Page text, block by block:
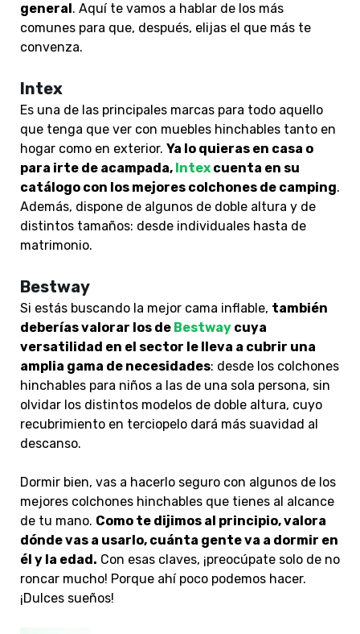
general. Aquí te vamos a hablar de los más
comunes para que, después, elijas el que más te
convenza.
Intex
Es una de las principales marcas para todo aquello
que tenga que ver con muebles hinchables tanto en
hogar como en exterior. Ya lo quieras en casa o
para irte de acampada, Intex cuenta en su
catálogo con los mejores colchones de camping.
Además, dispone de algunos de doble altura y de
distintos tamaños: desde individuales hasta de
matrimonio.
Bestway
Si estás buscando la mejor cama inflable, también
deberías valorar los de Bestway cuya
versatilidad en el sector le lleva a cubrir una
amplia gama de necesidades: desde los colchones
hinchables para niños a las de una sola persona, sin
olvidar los distintos modelos de doble altura, cuyo
recubrimiento en terciopelo dará más suavidad al
descanso.
Dormir bien, vas a hacerlo seguro con algunos de los
mejores colchones hinchables que tienes al alcance
de tu mano. Como te dijimos al principio, valora
dónde vas a usarlo, cuánta gente va a dormir en
él y la edad. Con esas claves, ¡preocúpate solo de no
roncar mucho! Porque ahí poco podemos hacer.
¡Dulces sueños!